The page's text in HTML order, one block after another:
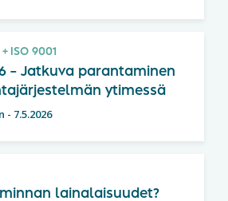
ISO 9001
– Jatkuva parantaminen
ytimessä
- 7.5.2026
lainalaisuudet?